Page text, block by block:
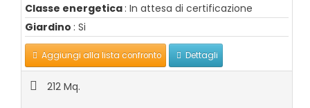
Classe energetica : In attesa di certificazione
Giardino : Si
Aggiungi alla lista confronto Dettagli
212 Mq.